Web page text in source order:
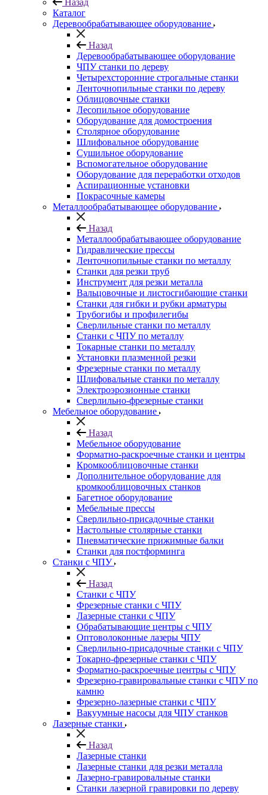
Назад
Каталог
Деревообрабатывающее оборудование
Назад
Деревообрабатывающее оборудование
ЧПУ станки по дереву
Четырехсторонние строгальные станки
Ленточнопильные станки по дереву
Облицовочные станки
Лесопильное оборудование
Оборудование для домостроения
Столярное оборудование
Шлифовальное оборудование
Сушильное оборудование
Вспомогательное оборудование
Оборудование для переработки отходов
Аспирационные установки
Покрасочные камеры
Металлообрабатывающее оборудование
Назад
Металлообрабатывающее оборудование
Гидравлические прессы
Ленточнопильные станки по металлу
Станки для резки труб
Инструмент для резки металла
Вальцовочные и листосгибающие станки
Станки для гибки и рубки арматуры
Трубогибы и профилегибы
Сверлильные станки по металлу
Станки с ЧПУ по металлу
Токарные станки по металлу
Установки плазменной резки
Фрезерные станки по металлу
Шлифовальные станки по металлу
Электроэрозионные станки
Сверлильно-фрезерные станки
Мебельное оборудование
Назад
Мебельное оборудование
Форматно-раскроечные станки и центры
Кромкооблицовочные станки
Дополнительное оборудование для
кромкооблицовочных станков
Багетное оборудование
Мебельные прессы
Сверлильно-присадочные станки
Настольные столярные станки
Пневматические прижимные балки
Станки для постформинга
Станки с ЧПУ
Назад
Станки с ЧПУ
Фрезерные станки с ЧПУ
Лазерные станки с ЧПУ
Обрабатывающие центры с ЧПУ
Оптоволоконные лазеры ЧПУ
Сверлильно-присадочные станки с ЧПУ
Токарно-фрезерные станки с ЧПУ
Форматно-раскроечные центры с ЧПУ
Фрезерно-гравировальные станки с ЧПУ по
камню
Фрезерно-лазерные станки с ЧПУ
Вакуумные насосы для ЧПУ станков
Лазерные станки
Назад
Лазерные станки
Лазерные станки для резки металла
Лазерно-гравировальные станки
Станки лазерной гравировки по дереву